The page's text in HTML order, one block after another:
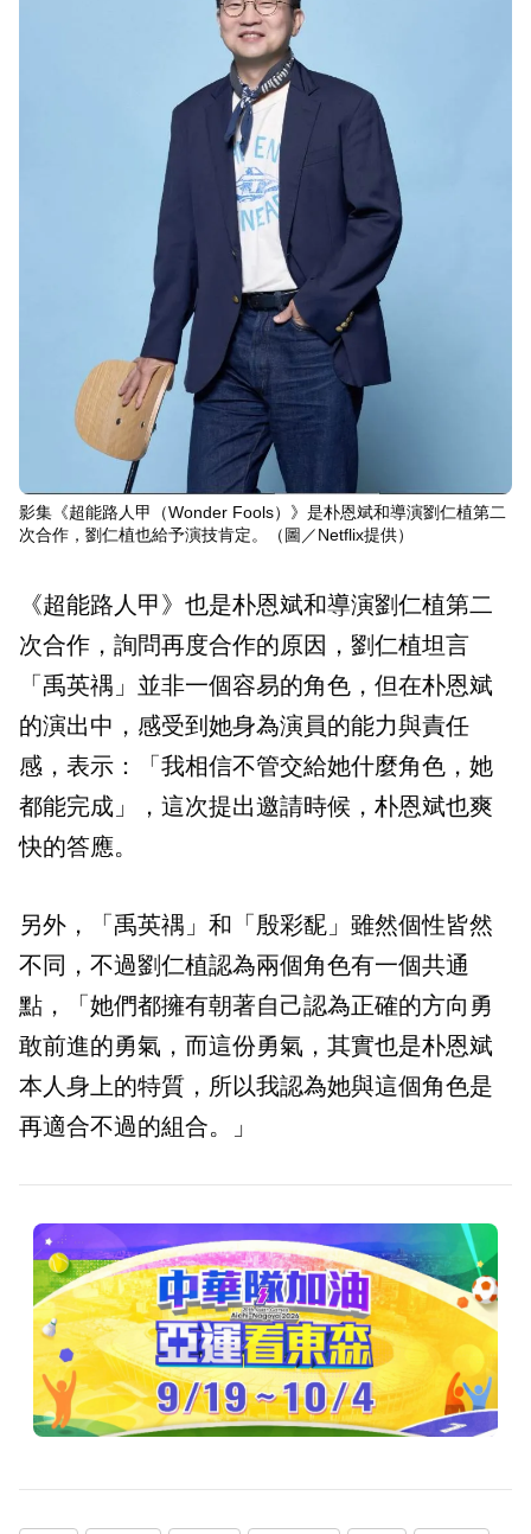
影集《超能路人甲（Wonder Fools）》是朴恩斌和導演劉仁植第二
次合作，劉仁植也給予演技肯定。（圖／Netflix提供）
《超能路人甲》也是朴恩斌和導演劉仁植第二
次合作，詢問再度合作的原因，劉仁植坦言
「禹英禑」並非一個容易的角色，但在朴恩斌
的演出中，感受到她身為演員的能力與責任
感，表示：「我相信不管交給她什麼角色，她
都能完成」，這次提出邀請時候，朴恩斌也爽
快的答應。
另外，「禹英禑」和「殷彩馜」雖然個性皆然
不同，不過劉仁植認為兩個角色有一個共通
點，「她們都擁有朝著自己認為正確的方向勇
敢前進的勇氣，而這份勇氣，其實也是朴恩斌
本人身上的特質，所以我認為她與這個角色是
再適合不過的組合。」